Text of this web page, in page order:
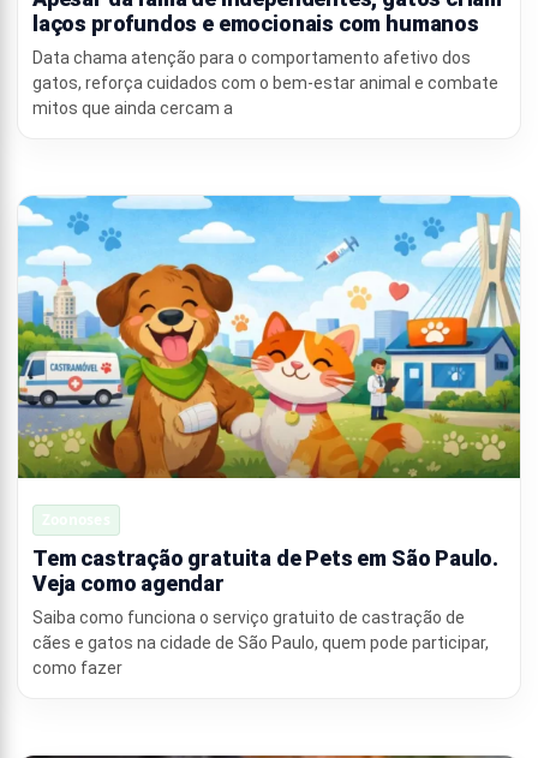
laços profundos e emocionais com humanos
Data chama atenção para o comportamento afetivo dos
gatos, reforça cuidados com o bem-estar animal e combate
mitos que ainda cercam a
Tem castração gratuita de Pets em São Paulo.
Veja como agendar
Saiba como funciona o serviço gratuito de castração de
cães e gatos na cidade de São Paulo, quem pode participar,
como fazer